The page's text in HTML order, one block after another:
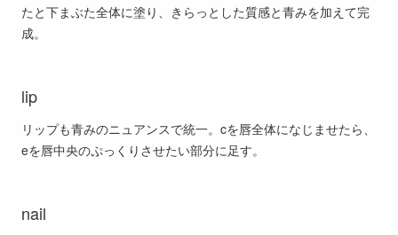
たと下まぶた全体に塗り、きらっとした質感と青みを加えて完
成。
lip
リップも青みのニュアンスで統一。cを唇全体になじませたら、
eを唇中央のぷっくりさせたい部分に足す。
nail